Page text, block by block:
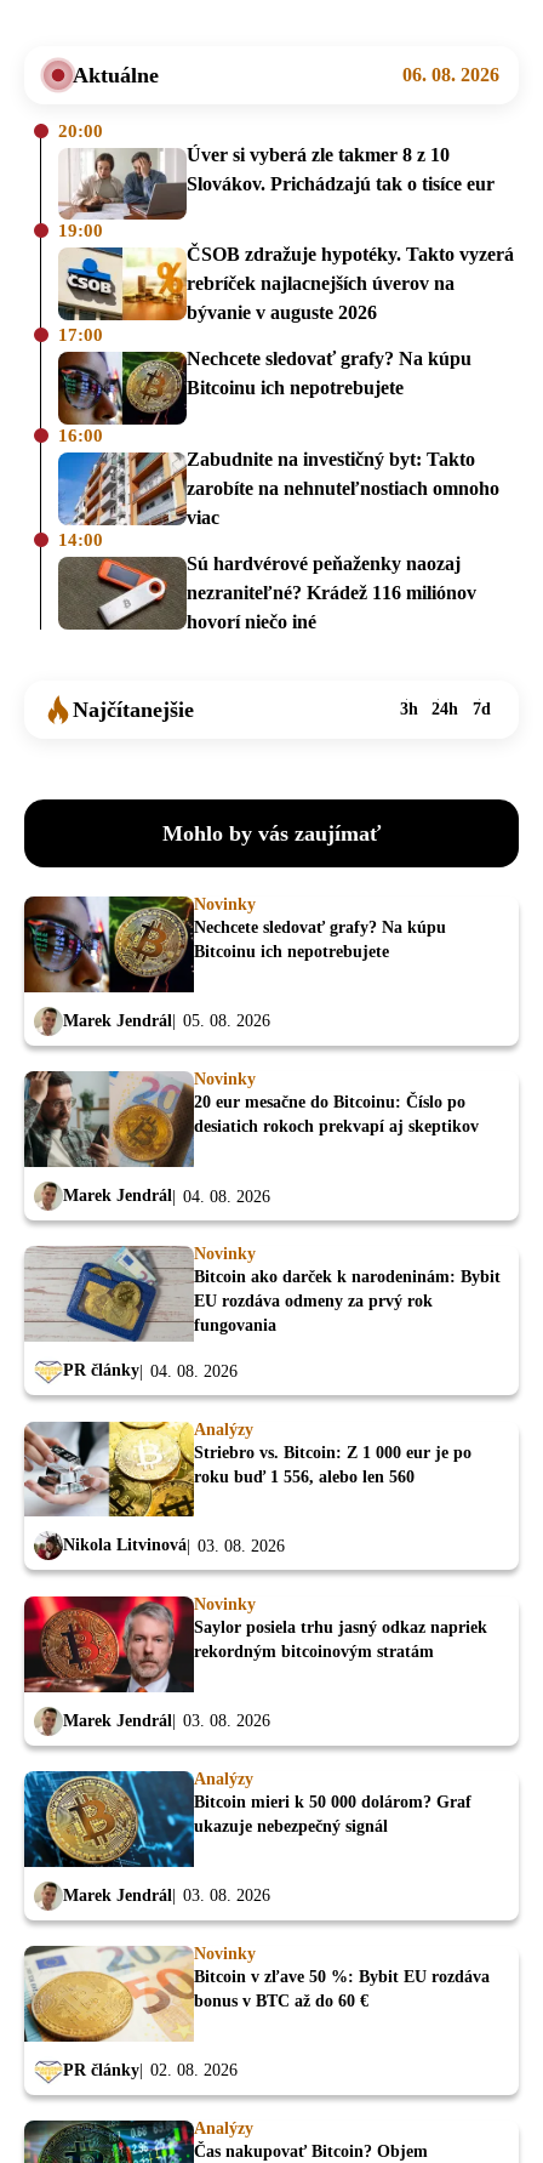
Aktuálne 06. 08. 2026
20:00
Úver si vyberá zle takmer 8 z 10
Slovákov. Prichádzajú tak o tisíce eur
19:00
ČSOB zdražuje hypotéky. Takto vyzerá
rebríček najlacnejších úverov na
bývanie v auguste 2026
17:00
Nechcete sledovať grafy? Na kúpu
Bitcoinu ich nepotrebujete
16:00
Zabudnite na investičný byt: Takto
zarobíte na nehnuteľnostiach omnoho
viac
14:00
Sú hardvérové peňaženky naozaj
nezraniteľné? Krádež 116 miliónov
hovorí niečo iné
Najčítanejšie 3h 24h 7d
Mohlo by vás zaujímať
Novinky
Nechcete sledovať grafy? Na kúpu
Bitcoinu ich nepotrebujete
Marek Jendrál 05. 08. 2026
Novinky
20 eur mesačne do Bitcoinu: Číslo po
desiatich rokoch prekvapí aj skeptikov
Marek Jendrál 04. 08. 2026
Novinky
Bitcoin ako darček k narodeninám: Bybit
EU rozdáva odmeny za prvý rok
fungovania
PR články 04. 08. 2026
Analýzy
Striebro vs. Bitcoin: Z 1 000 eur je po
roku buď 1 556, alebo len 560
Nikola Litvinová 03. 08. 2026
Novinky
Saylor posiela trhu jasný odkaz napriek
rekordným bitcoinovým stratám
Marek Jendrál 03. 08. 2026
Analýzy
Bitcoin mieri k 50 000 dolárom? Graf
ukazuje nebezpečný signál
Marek Jendrál 03. 08. 2026
Novinky
Bitcoin v zľave 50 %: Bybit EU rozdáva
bonus v BTC až do 60 €
PR články 02. 08. 2026
Analýzy
Čas nakupovať Bitcoin? Objem